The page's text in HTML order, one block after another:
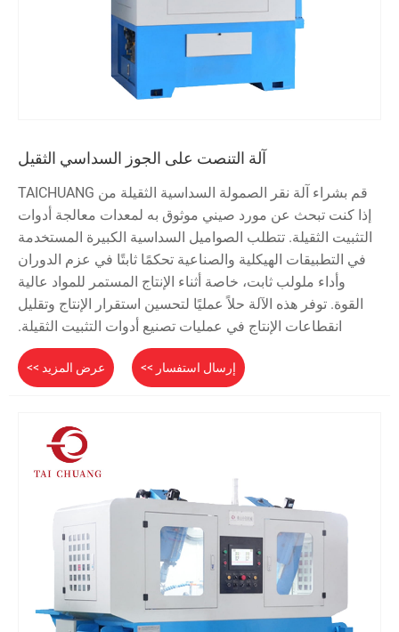
آلة التنصت على الجوز السداسي الثقيل
قم بشراء آلة نقر الصمولة السداسية الثقيلة من TAICHUANG
إذا كنت تبحث عن مورد صيني موثوق به لمعدات معالجة أدوات
التثبيت الثقيلة. تتطلب الصواميل السداسية الكبيرة المستخدمة
في التطبيقات الهيكلية والصناعية تحكمًا ثابتًا في عزم الدوران
وأداء ملولب ثابت، خاصة أثناء الإنتاج المستمر للمواد عالية
القوة. توفر هذه الآلة حلاً عمليًا لتحسين استقرار الإنتاج وتقليل
انقطاعات الإنتاج في عمليات تصنيع أدوات التثبيت الثقيلة.
عرض المزيد >> إرسال استفسار >>